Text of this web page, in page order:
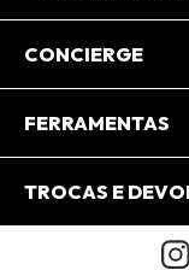
Sobre Nós
Journal
CONCIERGE
Central de
FERRAMENTAS
Minha Conta
Pedido de
TROCAS E
Condições Gerais